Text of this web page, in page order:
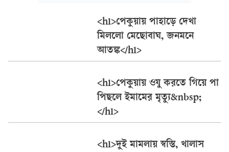
টের পেয়ে বালু উত্তোলনকারীরা পালিয়ে যায়। এসময় বালি
উত্তোলনে ব্যবহৃত একটি মেশিন এবং পাইপ জব্দ করা হয়েছে।
<h1>পেকুয়ায় পাহাড়ে দেখা
মিললো মেছোবাঘ, জনমনে
আতঙ্ক</h1>
<h1>পেকুয়ায় ওযু করতে গিয়ে পা
পিছলে ইমামের মৃত্যু&nbsp;
</h1>
<h1>দুই মামলায় স্বস্তি, খালাস